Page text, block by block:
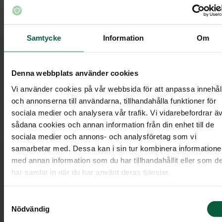
Samtycke Information Om
Denna webbplats använder cookies
Vi använder cookies på vår webbsida för att anpassa
och annonserna till användarna, tillhandahålla funktioner för
sociala medier och analysera vår trafik. Vi vidarebefordrar
sådana cookies och annan information från din enhet till de
sociala medier och annons- och analysföretag som vi
samarbetar med. Dessa kan i sin tur kombinera
med annan information som du har tillhandahållit eller som
har samlat in när du har använt deras tjänster.
Nödvändig
Jonas Andersson
Kundrådgivare och Ceremonivärd
Om Jonas Andersson
mycket omtyckt och duktig kundrådgivare och